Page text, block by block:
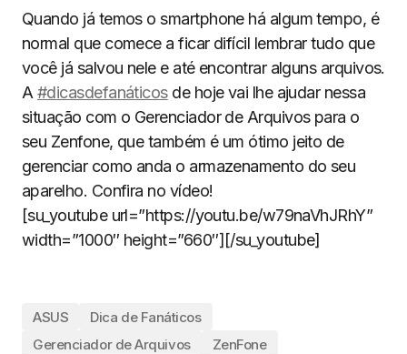
Quando já temos o smartphone há algum tempo, é
normal que comece a ficar difícil lembrar tudo que
você já salvou nele e até encontrar alguns arquivos.
A #dicasdefanáticosde hoje vai lhe ajudar nessa
situação com o Gerenciador de Arquivos para o
seu Zenfone, que também é um ótimo jeito de
gerenciar como anda o armazenamento do seu
aparelho. Confira no vídeo!
[su_youtube url=”https://youtu.be/w79naVhJRhY”
width=”1000″ height=”660″][/su_youtube]
ASUS
Dica de Fanáticos
Gerenciador de Arquivos
ZenFone